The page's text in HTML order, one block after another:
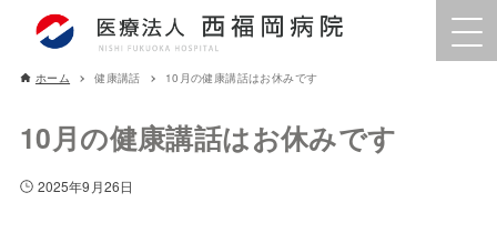
ホーム 健康講話 10月の健康講話はお休みです
10月の健康講話はお休みです
2025年9月26日